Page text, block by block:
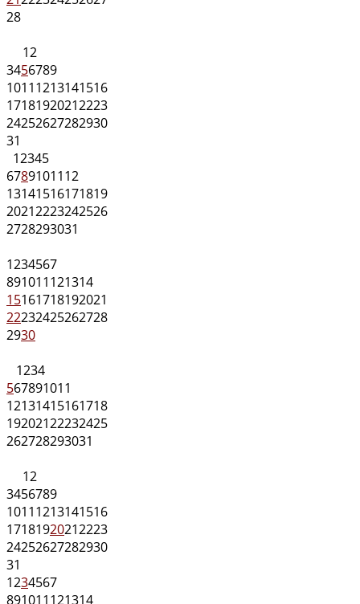
28
12
3456789
10111213141516
17181920212223
24252627282930
31
12345
6789101112
13141516171819
20212223242526
2728293031
1234567
891011121314
15161718192021
22232425262728
2930
1234
567891011
12131415161718
19202122232425
262728293031
12
3456789
10111213141516
17181920212223
24252627282930
31
1234567
891011121314